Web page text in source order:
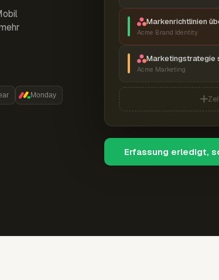
Monday
Markenrichtlinien
Acme Brand Identity
Marketingstrategie
Acme Marketing
Erfassung erledigt,